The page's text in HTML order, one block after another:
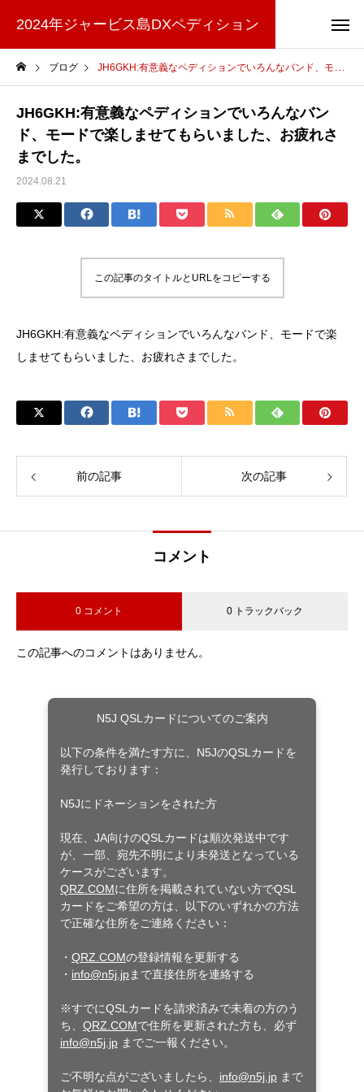
2024年ジャービス島DXペディション
ブログ JH6GKH:有意義なペディションでいろんなバンド、モードで楽しませてもらいました、お疲れさまでした。
JH6GKH:有意義なペディションでいろんなバン
ド、モードで楽しませてもらいました、お疲れさ
までした。
2024.08.21
この記事のタイトルとURLをコピーする
JH6GKH:有意義なペディションでいろんなバンド、モードで楽
しませてもらいました、お疲れさまでした。
前の記事 次の記事
コメント
0 コメント 0 トラックバック
この記事へのコメントはありません。
N5J QSLカードについてのご案内
以下の条件を満たす方に、N5JのQSLカードを
発行しております：
N5Jにドネーションをされた方
現在、JA向けのQSLカードは順次発送中です
が、一部、宛先不明により未発送となっている
ケースがございます。
QRZ.COMに住所を掲載されていない方でQSL
カードをご希望の方は、以下のいずれかの方法
で正確な住所をご連絡ください：
・ QRZ.COMの登録情報を更新する
・ info@n5j.jpまで直接住所を連絡する
※すでにQSLカードを請求済みで未着の方のう
ち、 QRZ.COMで住所を更新された方も、必ず
info@n5j.jp までご一報ください。
ご不明な点がございましたら、 info@n5j.jp まで